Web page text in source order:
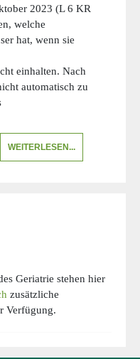
2023 (L 6 KR
welche
hat, wenn sie
einhalten. Nach
automatisch zu
WEITERLESEN...
Geriatrie stehen hier
zusätzliche
Verfügung.